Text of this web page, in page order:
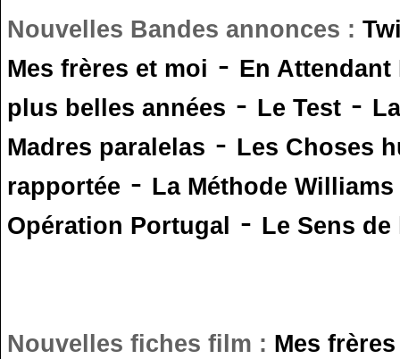
Nouvelles Bandes annonces :
Mes frères et moi - En
plus belles années - Le Test -
Madres paralelas - Les Choses
rapportée - La Méthode Williams
Opération Portugal - Le Sens
Nouvelles fiches film : Mes